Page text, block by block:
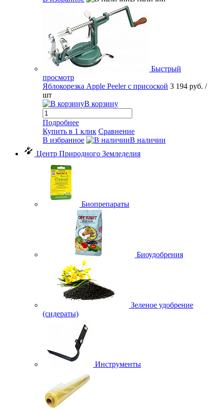
Быстрый
просмотр
Яблокорезка Apple Peeler с присоской 3 194 руб. /
шт
В корзину
Подробнее
Купить в 1 клик Сравнение
В избранное
В наличии
Центр Природного Земледелия
Биопрепараты
Биоудобрения
Зеленое удобрение
(сидераты)
Инструменты